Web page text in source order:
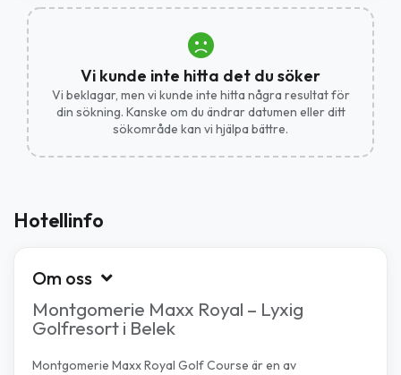
Vi kunde inte hitta det du söker
Vi beklagar, men vi kunde inte hitta några resultat för
din sökning. Kanske om du ändrar datumen eller ditt
sökområde kan vi hjälpa bättre.
Hotellinfo
Om oss
Montgomerie Maxx Royal – Lyxig
Golfresort i Belek
Montgomerie Maxx Royal Golf Course är en av